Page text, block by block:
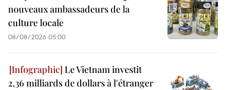
nouveaux ambassadeurs de la
culture locale
08/08/2026 05:00
Le Vietnam investit
2,36 milliards de dollars à l'étranger